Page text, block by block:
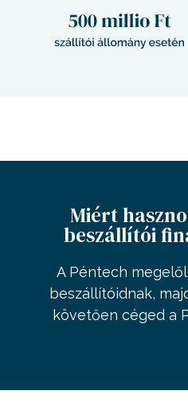
Miért
beszállítói
A Péntech
beszállítóidnak,
követően céged a